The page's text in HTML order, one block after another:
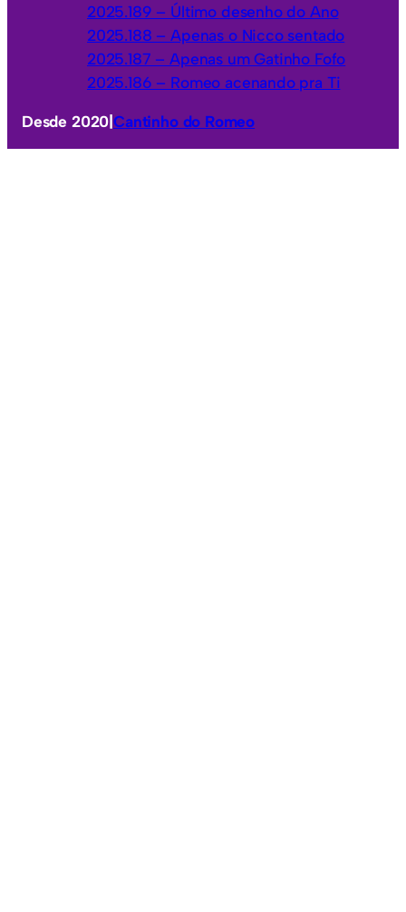
2025.189 – Último desenho do Ano
2025.188 – Apenas o Nicco sentado
2025.187 – Apenas um Gatinho Fofo
2025.186 – Romeo acenando pra Ti
Desde 2020 |Cantinho do Romeo